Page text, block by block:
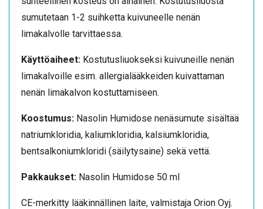
sumutetaan 1-2 suihketta kuivuneelle nenän
limakalvolle tarvittaessa.
Käyttöaiheet: Kostutusliuokseksi kuivuneille nenän
limakalvoille esim. allergialääkkeiden kuivattaman
nenän limakalvon kostuttamiseen.
Koostumus: Nasolin Humidose nenäsumute sisältää
natriumkloridia, kaliumkloridia, kalsiumkloridia,
bentsalkoniumkloridi (säilytysaine) sekä vettä.
Pakkaukset: Nasolin Humidose 50 ml
CE-merkitty lääkinnällinen laite, valmistaja Orion Oyj.